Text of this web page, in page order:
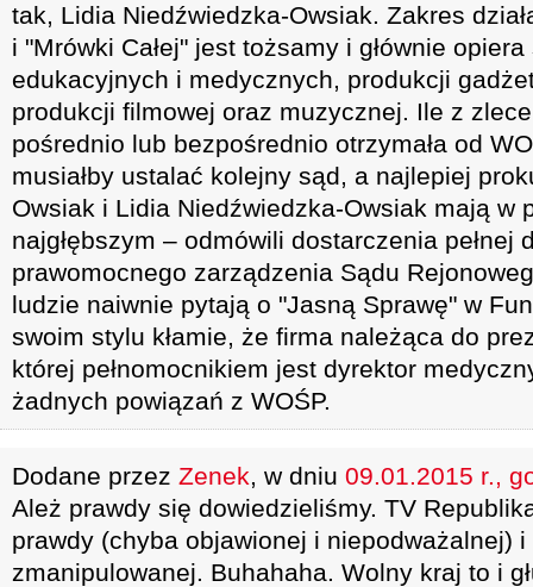
tak, Lidia Niedźwiedzka-Owsiak. Zakres
i "Mrówki Całej" jest tożsamy i głównie
edukacyjnych i medycznych, produkcji
produkcji filmowej oraz muzycznej. Ile z
pośrednio lub bezpośrednio otrzymała od
musiałby ustalać kolejny sąd, a najlepiej
Owsiak i Lidia Niedźwiedzka-Owsiak mają w
najgłębszym – odmówili dostarczenia pełnej
prawomocnego zarządzenia Sądu
ludzie naiwnie pytają o "Jasną Sprawę" w
swoim stylu kłamie, że firma należąca do
której pełnomocnikiem jest dyrektor
żadnych powiązań z WOŚP.
Dodane przez Zenek, w dniu 09.01.2015 r.,
Ależ prawdy się dowiedzieliśmy. TV
prawdy (chyba objawionej i niepodważalnej)
zmanipulowanej. Buhahaha. Wolny kraj to i